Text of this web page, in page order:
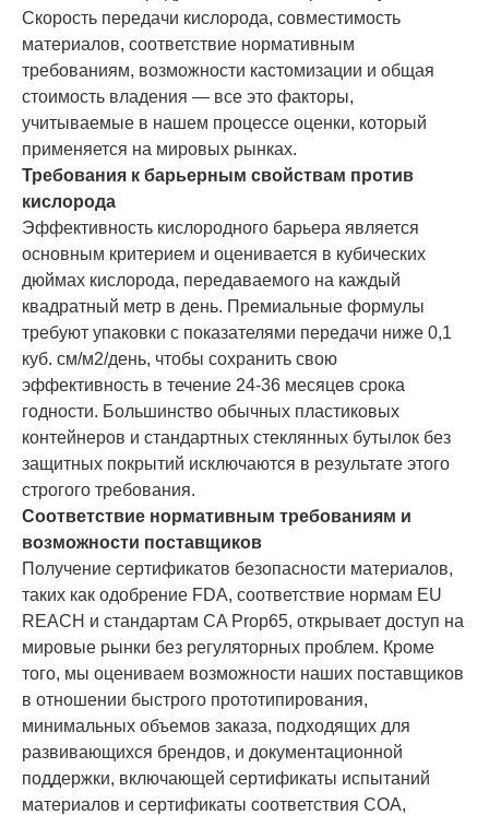
Скорость передачи кислорода, совместимость
материалов, соответствие нормативным
требованиям, возможности кастомизации и общая
стоимость владения — все это факторы,
учитываемые в нашем процессе оценки, который
применяется на мировых рынках.
Требования к барьерным свойствам против
кислорода
Эффективность кислородного барьера является
основным критерием и оценивается в кубических
дюймах кислорода, передаваемого на каждый
квадратный метр в день. Премиальные формулы
требуют упаковки с показателями передачи ниже 0,1
куб. см/м2/день, чтобы сохранить свою
эффективность в течение 24-36 месяцев срока
годности. Большинство обычных пластиковых
контейнеров и стандартных стеклянных бутылок без
защитных покрытий исключаются в результате этого
строгого требования.
Соответствие нормативным требованиям и
возможности поставщиков
Получение сертификатов безопасности материалов,
таких как одобрение FDA, соответствие нормам EU
REACH и стандартам CA Prop65, открывает доступ на
мировые рынки без регуляторных проблем. Кроме
того, мы оцениваем возможности наших поставщиков
в отношении быстрого прототипирования,
минимальных объемов заказа, подходящих для
развивающихся брендов, и документационной
поддержки, включающей сертификаты испытаний
материалов и сертификаты соответствия COA,